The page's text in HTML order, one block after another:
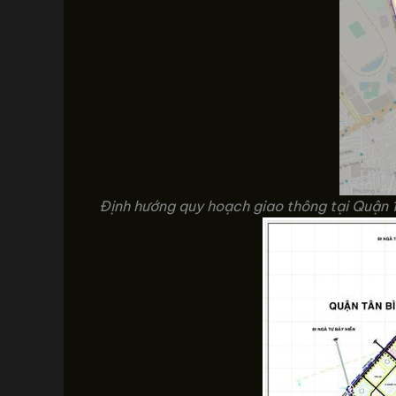
Định hướng quy hoạch giao thông tại Quận